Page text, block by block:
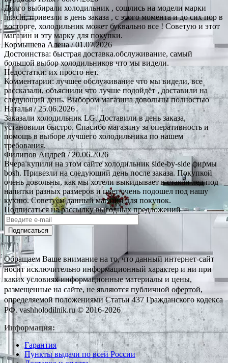
Долго выбирали холодильник , сошлись на модели марки
hitachi, привезли в день заказа , с этого момента и до сих пор в
восторге, холодильник может буквально все ! Советую и этот
магазин и эту марку для покупки.
Кормышева Алена/ 01.07.2026
Достоинства: быстрая доставка.обслуживание, самый
большой выбор холодильников что мы видели.
Недостатки: их просто нет.
Комментарии: лучшее обслуживание что мы видели, все
рассказали, объяснили что лучше подойдёт , доставили на
следующий день. Выбором магазина довольны полностью
Наталья/ 25.06.2026
Заказали холодильник LG. Доставили в день заказа,
установили быстро. Спасибо магазину за оперативность и
помощь в выборе лучшего холодильника по нашем
требования.
Филипов Андрей / 20.06.2026
Вчера купили на этом сайте холодильник side-by-side фирмы
bosh. Привезли на следующий день после заказа. Покупкой
очень довольны, как мы хотели выкидывает в стакан лед под
напитки разных размеров и цвет очень подошел под нашу
кухню. Советуем данный магазин для покупок.
Подписаться на рассылку выгодных предложений
Подписаться
Обращаем Ваше внимание на то, что данный интернет-сайт
носит исключительно информационный характер и ни при
каких условиях информационные материалы и цены,
размещенные на сайте, не являются публичной офертой,
определяемой положениями Статьи 437 Гражданского кодекса
РФ. vashholodilnik.ru © 2016-2026
Информация:
Гарантия
Пункты выдачи по всей России